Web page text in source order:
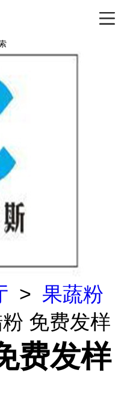
> 果蔬粉
免费发样
费发样